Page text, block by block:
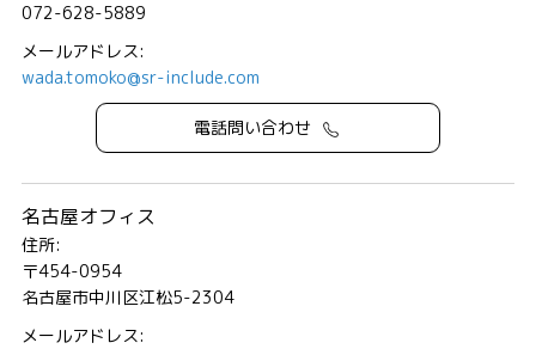
072-628-5889
メールアドレス:
wada.tomoko@sr-include.com
電話問い合わせ
名古屋オフィス
住所:
〒454-0954
名古屋市中川区江松5-2304
メールアドレス: